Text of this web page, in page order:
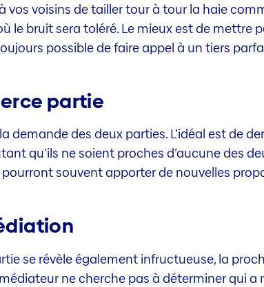
vos voisins de tailler tour à tour la haie
le bruit sera toléré. Le mieux est de mettre
possible de faire appel à un tiers
partie
demande des deux parties. L’idéal est de
qu’ils ne soient proches d’aucune des
souvent apporter de nouvelles
se révèle également infructueuse, la
ne cherche pas à déterminer qui